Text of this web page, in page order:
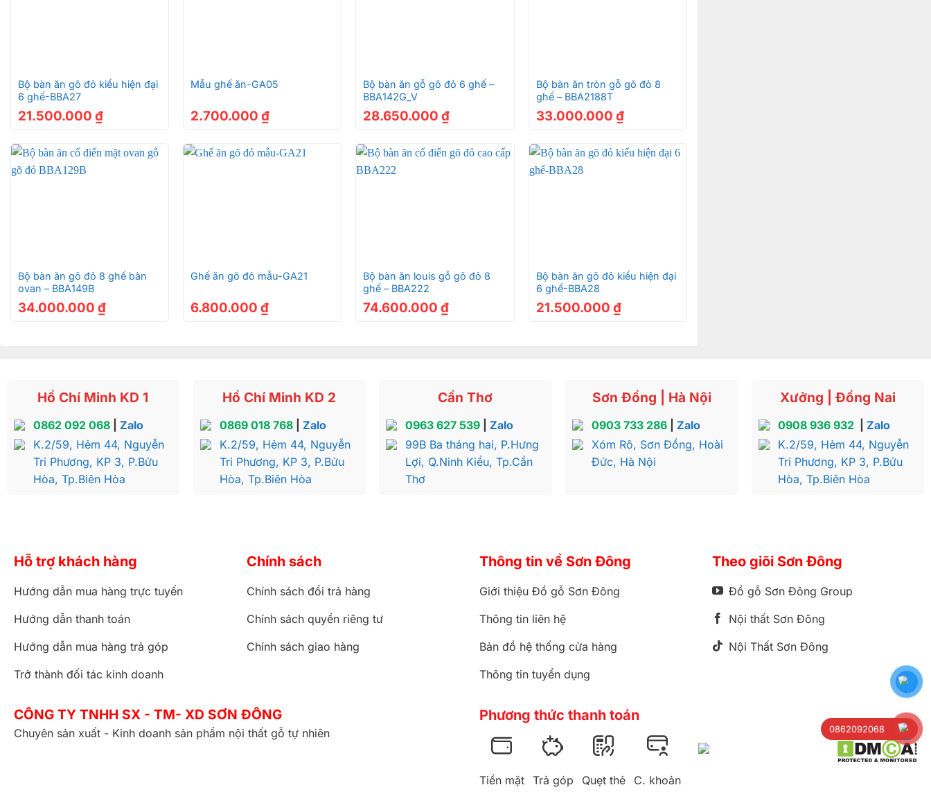
Lý do nên chọn mua nội thất gỗ óc chó trong năm 2024
mỹ của gia chủ.
Giá trị đầu tư:
Sở hữu nội thất gỗ óc chó là bạn đang đầu tư vào một sản phẩm có giá trị lâu dài, vừa bền đẹp vừa tăng giá trị
theo thời gian.
Bo-ban-an-hien-dai-8-ghe-BBA7018
Bộ bàn ăn gõ đỏ kiểu hiện đại
6 ghế-BBA27
21.500.000 ₫
Mẫu ghế ăn-GA05
2.700.000₫
Bộ bàn ăn gỗ gõ đỏ 6 ghế –
BBA142G_V
28.650.000₫
Bộ bàn ăn tròn gỗ gõ đỏ 8
ghế – BBA2188T
33.000.000 ₫
Bộ bàn ăn gõ đỏ 8 ghế bàn
ovan – BBA149B
34.000.000 ₫
Ghế ăn gõ đỏ mẫu-GA21
6.800.000₫
Bộ bàn ăn louis gỗ gõ đỏ 8
ghế – BBA222
74.600.000₫
Bộ bàn ăn gõ đỏ kiểu hiện đại
6 ghế-BBA28
21.500.000 ₫
Hồ Chí Minh KD 1
0862 092 068| Zalo
K.2/59, Hẻm 44, Nguyễn
Tri Phương, KP 3, P.Bửu
Hòa, Tp.Biên Hòa
Hồ Chí Minh KD 2
0869 018 768| Zalo
K.2/59, Hẻm 44, Nguyễn
Tri Phương, KP 3, P.Bửu
Hòa, Tp.Biên Hòa
Cần Thơ
0963 627 539 |Zalo
99B Ba tháng hai, P.Hưng
Lợi, Q.Ninh Kiều, Tp.Cần
Thơ
Sơn Đồng | Hà Nội
0903 733 286 |Zalo
Xóm Rô, Sơn Đồng, Hoài
Đức, Hà Nội
Xưởng | Đồng Nai
0908 936 932
Zalo
K.2/59, Hẻm 44, Nguyễn
Tri Phương, KP 3, P.Bửu
Hòa, Tp.Biên Hòa
Hỗ trợ khách hàng
Hướng dẫn mua hàng trực tuyến
Hướng dẫn thanh toán
Hướng dẫn mua hàng trả góp
Trở thành đối tác kinh doanh
Chính sách
Chính sách đổi trả hàng
Chính sách quyền riêng tư
Chính sách giao hàng
Thông tin về Sơn Đông
Giới thiệu Đồ gỗ Sơn Đông
Thông tin liên hệ
Bản đồ hệ thống cửa hàng
Thông tin tuyển dụng
Theo giõi Sơn Đông
Đồ gỗ Sơn Đông Group
Nội thất Sơn Đông
Nội Thất Sơn Đông
CÔNG TY TNHH SX - TM- XD SƠN ĐÔNG
Chuyên sản xuất - Kinh doanh sản phẩm nội thất gỗ tự nhiên
Phương thức thanh toán
Tiền mặt Trả góp Quẹt thẻ C. khoản
0862092068